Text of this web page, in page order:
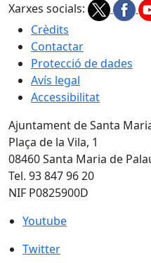
Xarxes socials:
Crèdits
Contactar
Protecció de dades
Avís legal
Accessibilitat
Ajuntament de Santa
Plaça de la Vila, 1
08460 Santa Maria de
Tel. 93 847 96 20
NIF P0825900D
Youtube
Youtube
Twitter
Twitter